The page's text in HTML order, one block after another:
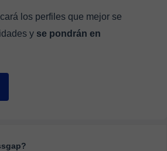
los perfiles que mejor se
y se pondrán en